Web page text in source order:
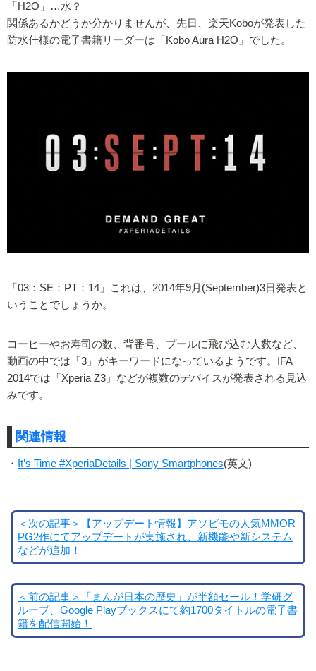
「H2O」…水？
関係あるかどうか分かりませんが、先日、楽天Koboが発表した
防水仕様の電子書籍リーダーは「Kobo Aura H2O」でした。
「03：SE：PT：14」これは、2014年9月(September)3日発表と
いうことでしょうか。
コーヒーやお寿司の数、背番号、プールに飛び込む人数など、
動画の中では「3」がキーワードになっているようです。IFA
2014では「Xperia Z3」などが複数のデバイスが発表される見込
みです。
関連情報
・ It’s Time #XperiaDetails | Sony Smartphones(英文)
＜次の記事＞【アップデート情報】アソビモの人気MMOR
PG2作にてアップデートが実施され、新機能や新システム
などが追加！
＜前の記事＞「まんが日本の歴史」が半額セール！学研グ
ループ、Google Playブックスにて約1700タイトルの電子書
籍を配信開始！